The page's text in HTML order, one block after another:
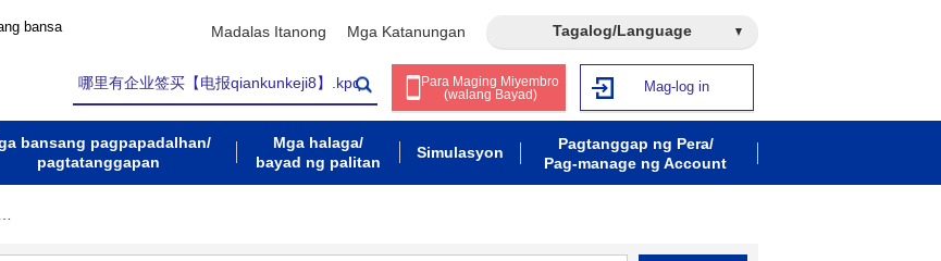
bansa Madalas Itanong Mga Katanungan Tagalog/Language
Para Maging Miyembro
(walang Bayad)
Mag-log in
bansang pagpapadalhan/
pagtatanggapan
Mga halaga/
bayad ng palitan
Simulasyon
Pagtanggap ng Pera/
Pag-manage ng Account